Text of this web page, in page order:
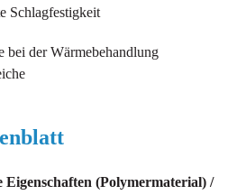
Schlagfestigkeit
bei der Wärmebehandlung
Eigenschaften (Polymermaterial) /